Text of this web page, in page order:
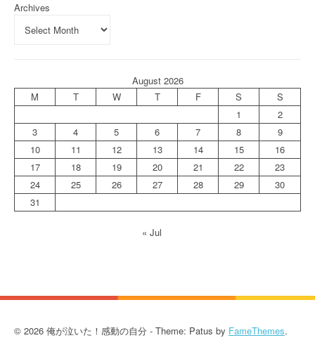
Archives
August 2026
M
T W T F S
S
1
2
3
4 5 6 7 8
9
10
11 12 13 14 15
16
17
18 19 20 21 22
23
24
25 26 27 28 29
30
31
« Jul
© 2026 俺が泣いた！感動の自分 - Theme: Patus by FameThemes.